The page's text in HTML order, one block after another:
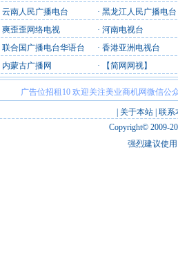
云南人民广播电台 · 黑龙江人民广播电台
爽歪歪网络电视 · 河南电视台
联合国广播电台华语台 · 香港亚洲电视台
内蒙古广播网 · 【简网网视】
广告位招租10 欢迎关注美业商机网微信公
关于本站 联系
Copyright© 2009-
强烈建议使